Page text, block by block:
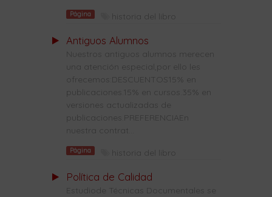
Página historia del libro
Antiguos Alumnos
Nuestros antiguos alumnos merecen
una atención especial,por ello les
ofrecemos:DESCUENTOS15% en
publicaciones.15% en cursos.35% en
versiones actualizadas de
publicaciones.PREFERENCIAEn
nuestra contrat...
Página historia del libro
Política de Calidad
Estudiode Técnicas Documentales se